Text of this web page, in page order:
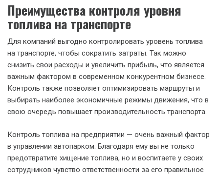
Преимущества контроля уровня
топлива на транспорте
Для компаний выгодно контролировать уровень топлива
на транспорте, чтобы сократить затраты. Так можно
снизить свои расходы и увеличить прибыль, что является
важным фактором в современном конкурентном бизнесе.
Контроль также позволяет оптимизировать маршруты и
выбирать наиболее экономичные режимы движения, что в
свою очередь повышает производительность транспорта.
Контроль топлива на предприятии — очень важный фактор
в управлении автопарком. Благодаря ему вы не только
предотвратите хищение топлива, но и воспитаете у своих
сотрудников чувство ответственности за его правильное